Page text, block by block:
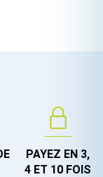
PAYEZ EN 3,
4 ET 10 FOIS